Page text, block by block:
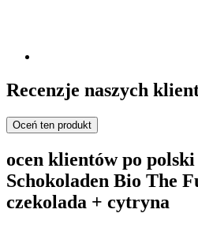
Recenzje naszych
Oceń ten produkt
ocen klientów po
Schokoladen Bio The
czekolada + cytryna